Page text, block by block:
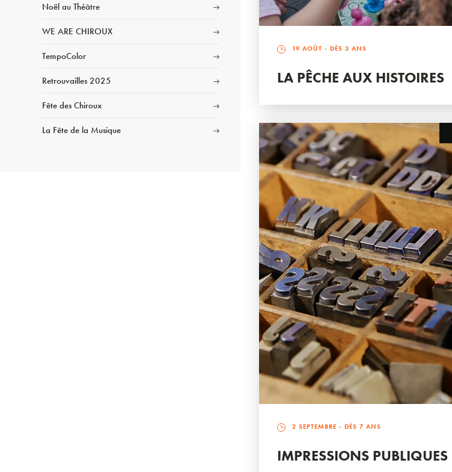
Noël au Théâtre
WE ARE CHIROUX
TempoColor
Retrouvailles 2025
Fête des Chiroux
La Fête de la Musique
19 AOÛT - DÈS 3 ANS
LA PÊCHE AUX HISTOIRES
2 SEPTEMBRE - DÈS 7 ANS
IMPRESSIONS PUBLIQUES